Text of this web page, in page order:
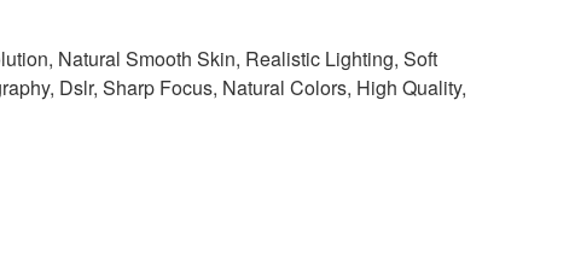
Natural Smooth Skin, Realistic Lighting, Soft
Dslr, Sharp Focus, Natural Colors, High Quality,